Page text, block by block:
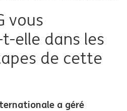
vous
elle dans les
de cette
a géré